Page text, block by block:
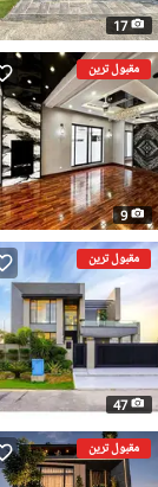
17
مقبول ترین
9
مقبول ترین
47
مقبول ترین